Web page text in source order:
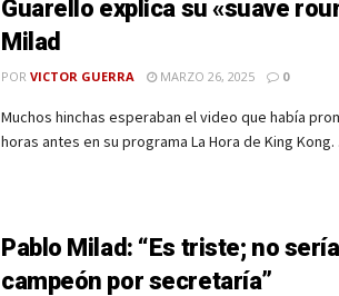
Guarello explica su «suave
Milad
POR VICTOR GUERRA MARZO 26, 2025 0
Muchos hinchas esperaban el video que había
horas antes en su programa La Hora de King Kong.
Pablo Milad: “Es triste; no
campeón por secretaría”